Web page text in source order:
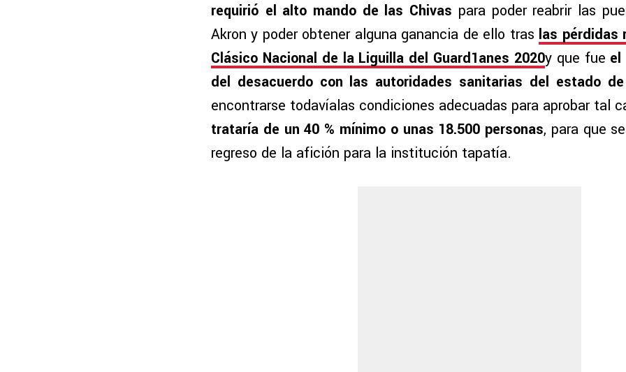
requirió el alto mando de las Chivas para poder reabrir las
Akron y poder obtener alguna ganancia de ello tras las pérdidas
Clásico Nacional de la Liguilla del Guard1anes 2020y que fue el
del desacuerdo con las autoridades sanitarias del estado
encontrarse todavíalas condiciones adecuadas para aprobar tal
trataría de un 40 % mínimo o unas 18.500 personas, para que
regreso de la afición para la institución tapatía.